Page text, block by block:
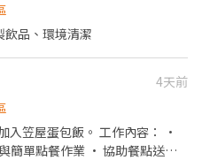
品、環境清潔
4天前
飯。 工作內容： •
簡單點餐作業 • 協助餐點送餐